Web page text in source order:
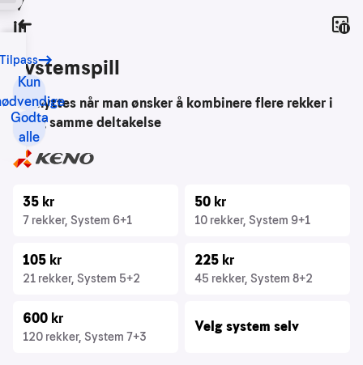
Tilbake
Systemspill
- benyttes når man ønsker å kombinere flere rekker i
en og samme deltakelse
35 kr
7 rekker, System 6+1
50 kr
10 rekker, System 9+1
105 kr
21 rekker, System 5+2
225 kr
45 rekker, System 8+2
600 kr
120 rekker, System 7+3
Velg system selv
Vi bruker
informasjonskapsler
Vårt
formål
med
informasjonskapsler
er
blant
Nettsidene
fungere
teknisk
inn
statistikk
Tilpass
Kun
Godta
alle